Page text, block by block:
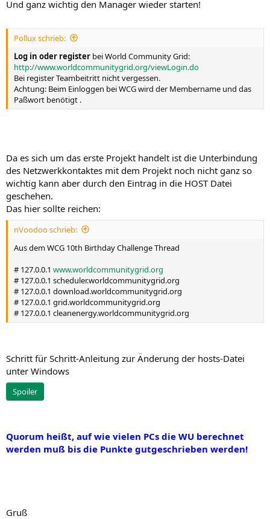
Und ganz wichtig den Manager wieder starten!
Pollux schrieb:
Log in oder register bei World Community Grid:
http://www.worldcommunitygrid.org/viewLogin.do
Bei register Teambeitritt nicht vergessen.
Achtung: Beim Einloggen bei WCG wird der Membername und das
Paßwort benötigt .
Da es sich um das erste Projekt handelt ist die Unterbindung
des Netzwerkkontaktes mit dem Projekt noch nicht ganz so
wichtig kann aber durch den Eintrag in die HOST Datei
geschehen.
Das hier sollte reichen:
nVoodoo schrieb:
Aus dem WCG 10th Birthday Challenge Thread
# 127.0.0.1 www.worldcommunitygrid.org
# 127.0.0.1 scheduler.worldcommunitygrid.org
# 127.0.0.1 download.worldcommunitygrid.org
# 127.0.0.1 grid.worldcommunitygrid.org
# 127.0.0.1 cleanenergy.worldcommunitygrid.org
Schritt für Schritt-Anleitung zur Änderung der hosts-Datei
unter Windows
Spoiler
Quorum heißt, auf wie vielen PCs die WU berechnet
werden muß bis die Punkte gutgeschrieben werden!
Gruß